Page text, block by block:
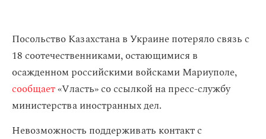
Посольство Казахстана в Украине потеряло связь с
18 соотечественниками, остающимися в
осажденном российскими войсками Мариуполе,
сообщает«Vласть» со ссылкой на пресс-службу
министерства иностранных дел.
Невозможность поддерживать контакт с